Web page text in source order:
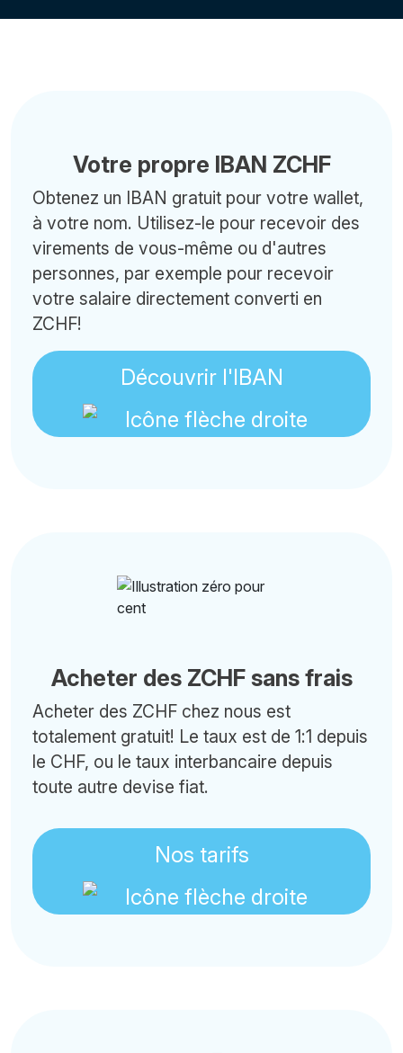
Votre propre IBAN ZCHF
Obtenez un IBAN gratuit pour votre wallet,
à votre nom. Utilisez-le pour recevoir des
virements de vous-même ou d'autres
personnes, par exemple pour recevoir
votre salaire directement converti en
ZCHF!
Découvrir l'IBAN
Acheter des ZCHF sans frais
Acheter des ZCHF chez nous est
totalement gratuit! Le taux est de 1:1 depuis
le CHF, ou le taux interbancaire depuis
toute autre devise fiat.
Nos tarifs